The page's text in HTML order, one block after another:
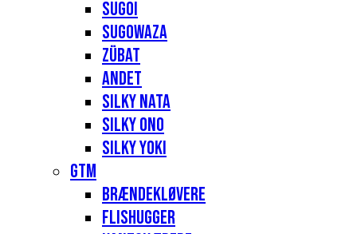
Sugoi
Sugowaza
Zübat
Andet
Silky Nata
Silky Ono
Silky Yoki
GTM
Brændekløvere
Flishugger